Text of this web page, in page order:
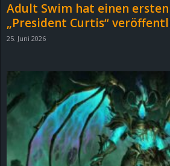
Adult Swim hat einen
„President Curtis“
25. Juni 2026